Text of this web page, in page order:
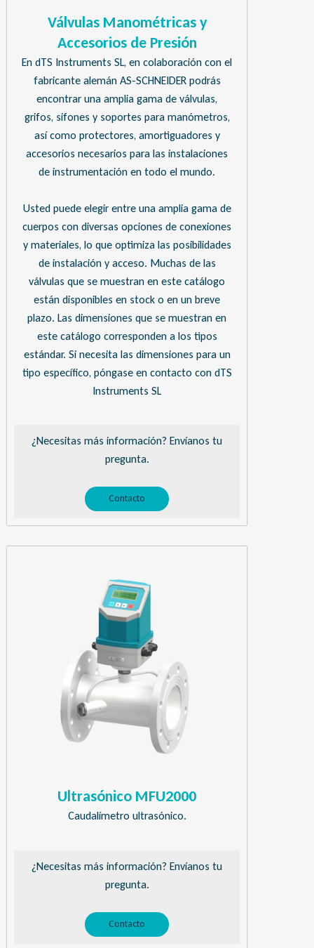
Válvulas Manométricas y
Accesorios de Presión
En dTS Instruments SL, en colaboración con el
fabricante alemán AS-SCHNEIDER podrás
encontrar una amplia gama de válvulas,
grifos, sifones y soportes para manómetros,
así como protectores, amortiguadores y
accesorios necesarios para las instalaciones
de instrumentación en todo el mundo.
Usted puede elegir entre una amplia gama de
cuerpos con diversas opciones de conexiones
y materiales, lo que optimiza las posibilidades
de instalación y acceso. Muchas de las
válvulas que se muestran en este catálogo
están disponibles en stock o en un breve
plazo. Las dimensiones que se muestran en
este catálogo corresponden a los tipos
estándar. Si necesita las dimensiones para un
tipo específico, póngase en contacto con dTS
Instruments SL
¿Necesitas más información? Envíanos tu
pregunta.
Contacto
Ultrasónico MFU2000
Caudalímetro ultrasónico.
¿Necesitas más información? Envíanos tu
pregunta.
Contacto